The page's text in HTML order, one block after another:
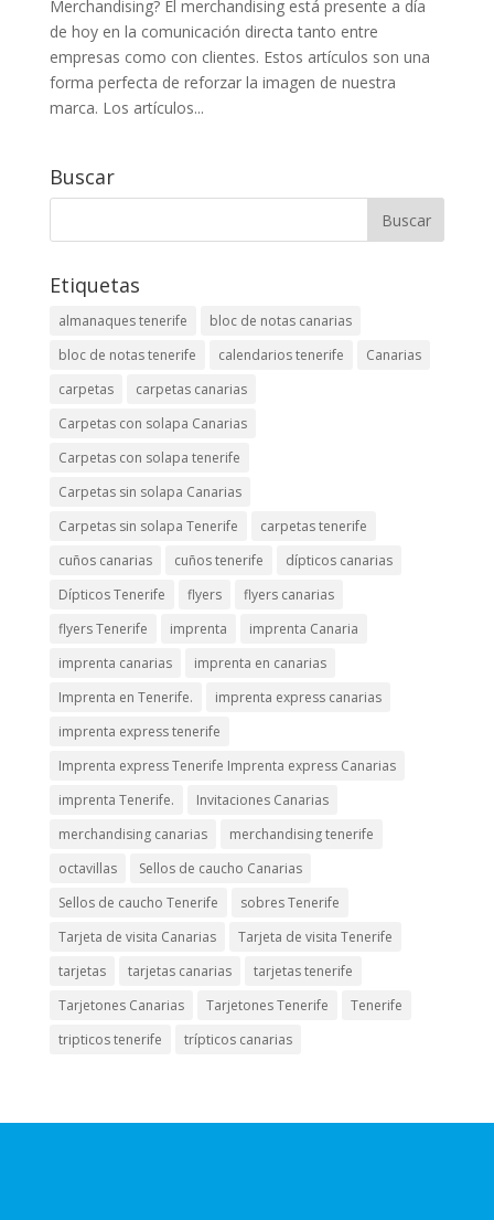
Merchandising? El merchandising está presente a día
de hoy en la comunicación directa tanto entre
empresas como con clientes. Estos artículos son una
forma perfecta de reforzar la imagen de nuestra
marca. Los artículos...
Buscar
Etiquetas
almanaques tenerife
bloc de notas canarias
bloc de notas tenerife
calendarios tenerife
Canarias
carpetas
carpetas canarias
Carpetas con solapa Canarias
Carpetas con solapa tenerife
Carpetas sin solapa Canarias
Carpetas sin solapa Tenerife
carpetas tenerife
cuños canarias
cuños tenerife
dípticos canarias
Dípticos Tenerife
flyers
flyers canarias
flyers Tenerife
imprenta
imprenta Canaria
imprenta canarias
imprenta en canarias
Imprenta en Tenerife.
imprenta express canarias
imprenta express tenerife
Imprenta express Tenerife Imprenta express Canarias
imprenta Tenerife.
Invitaciones Canarias
merchandising canarias
merchandising tenerife
octavillas
Sellos de caucho Canarias
Sellos de caucho Tenerife
sobres Tenerife
Tarjeta de visita Canarias
Tarjeta de visita Tenerife
tarjetas
tarjetas canarias
tarjetas tenerife
Tarjetones Canarias
Tarjetones Tenerife
Tenerife
tripticos tenerife
trípticos canarias